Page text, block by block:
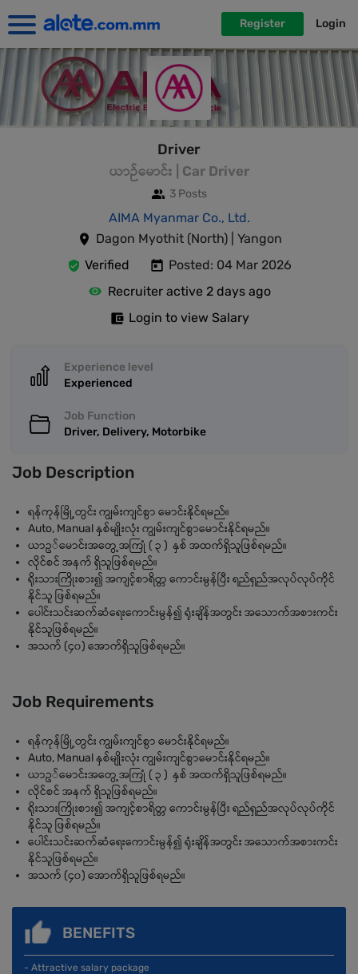
Register Login
Driver
ယာဉ်မောင်း | Car Driver
3 Posts
AIMA Myanmar Co., Ltd.
Dagon Myothit (North) | Yangon
Verified
Posted: 04 Mar 2026
Recruiter active 2 days ago
Login to view Salary
Experience level
Experienced
Job Function
Driver, Delivery, Motorbike
Job Description
ရန်ကုန်မြို့တွင်း ကျွမ်းကျင်စွာ မောင်းနိုင်ရမည်။
Auto, Manual နှစ်မျိုးလုံး ကျွမ်းကျင်စွာမောင်းနိုင်ရမည်။
ယာဥ်မောင်းအတွေ့အကြုံ ( ၃ ) နှစ် အထက်ရှိသူဖြစ်ရမည်။
လိုင်စင် အနက် ရှိသူဖြစ်ရမည်။
ရိုးသားကြိုးစား၍ အကျင့်စာရိတ္တ ကောင်းမွန်ပြီး ရည်ရှည်အလုပ်လုပ်ကိုင်
နိုင်သူ ဖြစ်ရမည်။
ပေါင်းသင်းဆက်ဆံရေးကောင်းမွန်၍ ရုံးချိန်အတွင်း အသောက်အစားကင်း
နိုင်သူဖြစ်ရမည်။
အသက် (၄၀) အောက်ရှိသူဖြစ်ရမည်။
Job Requirements
ရန်ကုန်မြို့တွင်း ကျွမ်းကျင်စွာ မောင်းနိုင်ရမည်။
Auto, Manual နှစ်မျိုးလုံး ကျွမ်းကျင်စွာမောင်းနိုင်ရမည်။
ယာဥ်မောင်းအတွေ့အကြုံ ( ၃ ) နှစ် အထက်ရှိသူဖြစ်ရမည်။
လိုင်စင် အနက် ရှိသူဖြစ်ရမည်။
ရိုးသားကြိုးစား၍ အကျင့်စာရိတ္တ ကောင်းမွန်ပြီး ရည်ရှည်အလုပ်လုပ်ကိုင်
နိုင်သူ ဖြစ်ရမည်။
ပေါင်းသင်းဆက်ဆံရေးကောင်းမွန်၍ ရုံးချိန်အတွင်း အသောက်အစားကင်း
နိုင်သူဖြစ်ရမည်။
အသက် (၄၀) အောက်ရှိသူဖြစ်ရမည်။
BENEFITS
- Attractive salary package